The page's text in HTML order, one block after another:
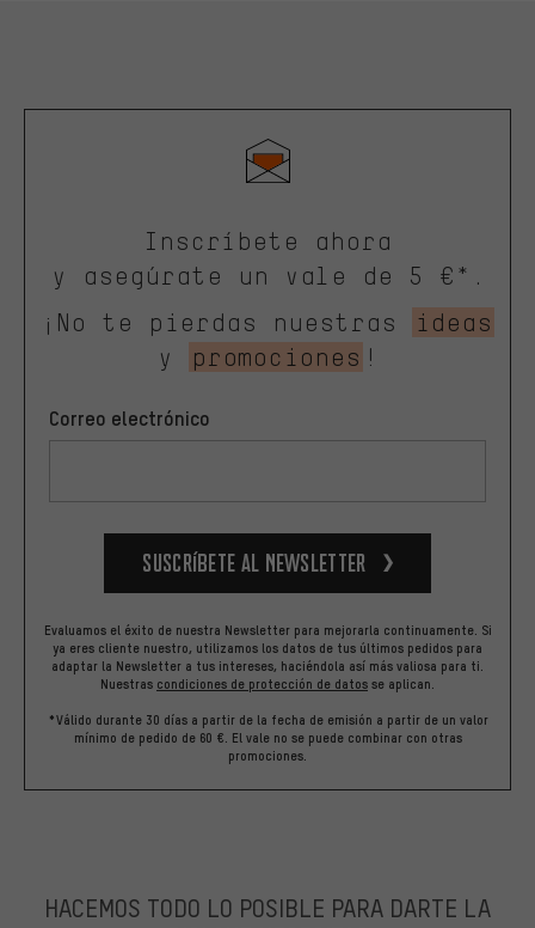
Inscríbete ahora
y asegúrate un vale de 5 €*.
¡No te pierdas nuestras
ideas
y
promociones !
Correo electrónico
Suscríbete al newsletter
Evaluamos el éxito de nuestra Newsletter para mejorarla continuamente. Si
ya eres cliente nuestro, utilizamos los datos de tus últimos pedidos para
adaptar la Newsletter a tus intereses, haciéndola así más valiosa para ti.
Nuestras condiciones de protección de datos se aplican.
*Válido durante 30 días a partir de la fecha de emisión a partir de un valor
mínimo de pedido de 60 €. El vale no se puede combinar con otras
promociones.
HACEMOS TODO LO POSIBLE PARA DARTE LA